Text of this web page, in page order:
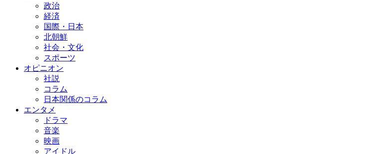
政治
経済
国際・日本
北朝鮮
社会・文化
スポーツ
オピニオン
社説
コラム
日本関係のコラム
エンタメ
ドラマ
音楽
映画
アイドル